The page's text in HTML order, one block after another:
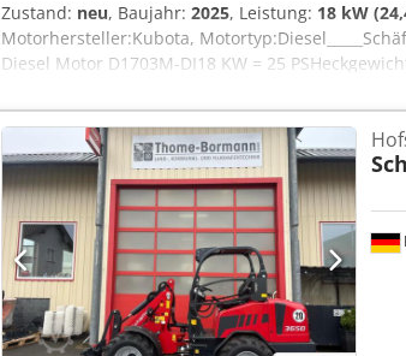
Zustand: neu, Baujahr: 2025, Leistung: 18 kW
Motorhersteller:Kubota,
Diesel Motor D1703M-DI18 KW = 25
Rückhaltesystem, hydraulischerSchnellgang 20
Ausf.SteckkupplungenVorbereitung für
nach hinten für
hinten)Abschleppvorrichtungmit Bolzen und
-40Aufnahmerahmen Euro-WShydraulische